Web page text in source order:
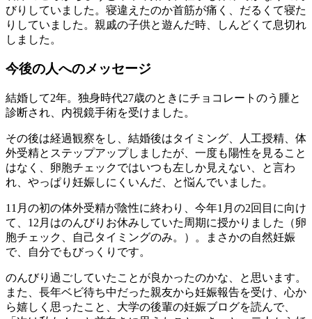
びりしていました。寝違えたのか首筋が痛く、だるくて寝た
りしていました。親戚の子供と遊んだ時、しんどくて息切れ
しました。
今後の人へのメッセージ
結婚して2年。独身時代27歳のときにチョコレートのう腫と
診断され、内視鏡手術を受けました。
その後は経過観察をし、結婚後はタイミング、人工授精、体
外受精とステップアップしましたが、一度も陽性を見ること
はなく、卵胞チェックではいつも左しか見えない、と言わ
れ、やっぱり妊娠しにくいんだ、と悩んでいました。
11月の初の体外受精が陰性に終わり、今年1月の2回目に向け
て、12月はのんびりお休みしていた周期に授かりました（卵
胞チェック、自己タイミングのみ。）。まさかの自然妊娠
で、自分でもびっくりです。
のんびり過ごしていたことが良かったのかな、と思います。
また、長年ベビ待ち中だった親友から妊娠報告を受け、心か
ら嬉しく思ったこと、大学の後輩の妊娠ブログを読んで、